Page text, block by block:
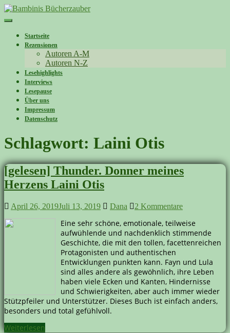
Skip
to
content
Toggle
navigation
Startseite
Rezensionen
Autoren A-M
Autoren N-Z
Lesehighlights
Interviews
Lesepause
Über uns
Impressum
Datenschutz
Schlagwort: Laini Otis
[gelesen] Thunder. Donner meines
Herzens Laini Otis
April 26, 2019Juli 13, 2019 Dana 2 Kommentare
Eine sehr schöne, emotionale, teilweise
aufwühlende und nachdenklich stimmende
Geschichte, die mit den tollen, facettenreichen
Protagonisten und authentischen
Entwicklungen punkten kann. Fayn und Lula
sind alles andere als gewöhnlich, ihre Leben
haben viele Ecken und Kanten, Hindernisse
und Schwierigkeiten, aber auch immer wieder
Stützpfeiler und Unterstützer. Dieses Buch ist einfach anders,
besonders und total gefühlvoll.
Weiterlesen